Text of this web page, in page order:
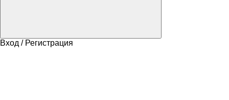
Вход / Регистрация